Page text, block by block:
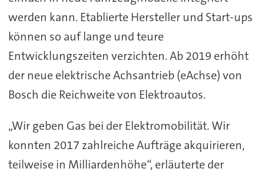
werden kann. Etablierte Hersteller und Start-ups
können so auf lange und teure
Entwicklungszeiten verzichten. Ab 2019 erhöht
der neue elektrische Achsantrieb (eAchse) von
Bosch die Reichweite von Elektroautos.
„Wir geben Gas bei der Elektromobilität. Wir
konnten 2017 zahlreiche Aufträge akquirieren,
teilweise in Milliardenhöhe“, erläuterte der